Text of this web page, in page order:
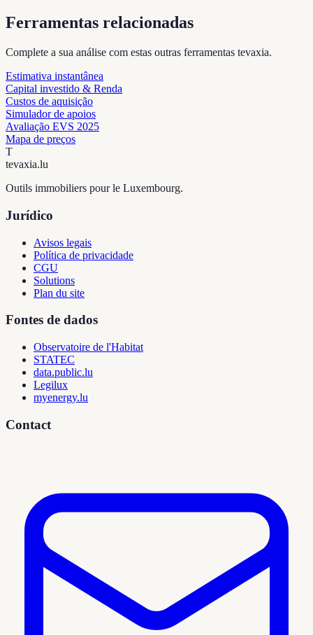
Ferramentas relacionadas
Complete a sua análise com estas outras ferramentas tevaxia.
Estimativa instantânea
Capital investido & Renda
Custos de aquisição
Simulador de apoios
Avaliação EVS 2025
Mapa de preços
T
tevaxia.lu
Outils immobiliers pour le Luxembourg.
Jurídico
Avisos legais
Política de privacidade
CGU
Solutions
Plan du site
Fontes de dados
Observatoire de l'Habitat
STATEC
data.public.lu
Legilux
myenergy.lu
Contact